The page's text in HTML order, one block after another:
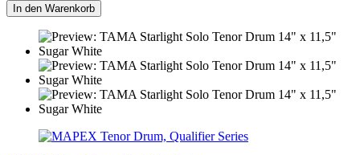
In den Warenkorb